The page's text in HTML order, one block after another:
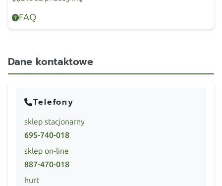
FAQ
Dane kontaktowe
Telefony
sklep stacjonarny
695-740-018
sklep on-line
887-470-018
hurt